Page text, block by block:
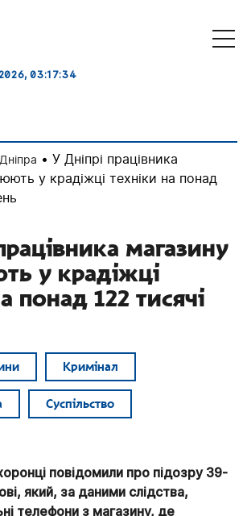
, 03:17:35
• У Дніпрі працівника
у крадіжці техніки на понад
магазину
у крадіжці
понад 122 тисячі
Кримінал
Суспільство
повідомили про підозру 39-
який, за даними слідства,
телефони з магазину, де